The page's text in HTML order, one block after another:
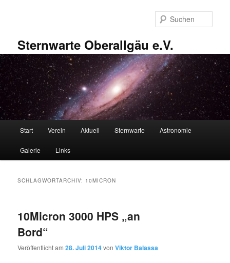
Sternwarte Oberallgäu e.V.
Start Verein Aktuell Sternwarte Astronomie
Galerie Links
SCHLAGWORTARCHIV: 10MICRON
10Micron 3000 HPS „an
Bord“
Veröffentlicht am28. Juli 2014vonViktor Balassa